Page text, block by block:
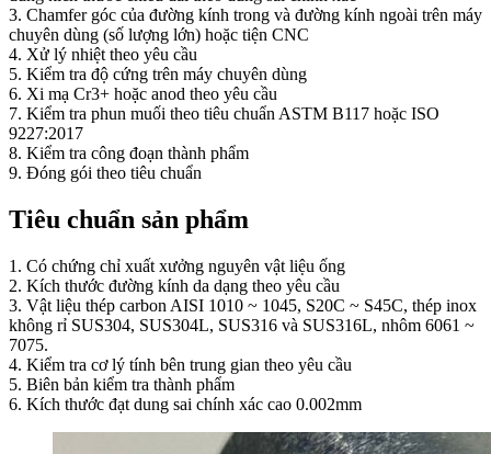
3. Chamfer góc của đường kính trong và đường kính ngoài trên máy
chuyên dùng (số lượng lớn) hoặc tiện CNC
4. Xử lý nhiệt theo yêu cầu
5. Kiểm tra độ cứng trên máy chuyên dùng
6. Xi mạ Cr3+ hoặc anod theo yêu cầu
7. Kiểm tra phun muối theo tiêu chuẩn ASTM B117 hoặc ISO
9227:2017
8. Kiểm tra công đoạn thành phẩm
9. Đóng gói theo tiêu chuẩn
Tiêu chuẩn sản phẩm
1. Có chứng chỉ xuất xưởng nguyên vật liệu ống
2. Kích thước đường kính da dạng theo yêu cầu
3. Vật liệu thép carbon AISI 1010 ~ 1045, S20C ~ S45C, thép inox
không rỉ SUS304, SUS304L, SUS316 và SUS316L, nhôm 6061 ~
7075.
4. Kiểm tra cơ lý tính bên trung gian theo yêu cầu
5. Biên bản kiểm tra thành phẩm
6. Kích thước đạt dung sai chính xác cao 0.002mm